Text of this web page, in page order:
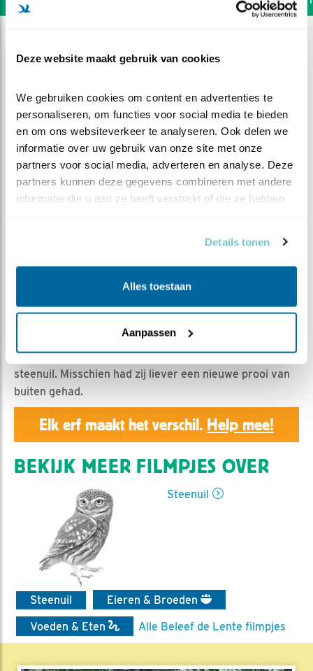
Deze website maakt gebruik van cookies
We gebruiken cookies om content en advertenties te
personaliseren, om functies voor social media te bieden
en om ons websiteverkeer te analyseren. Ook delen we
informatie over uw gebruik van onze site met onze
partners voor social media, adverteren en analyse. Deze
partners kunnen deze gegevens combineren met andere
informatie die u aan ze heeft verstrekt of die ze hebben
Details tonen
Alles toestaan
Aanpassen
Vrouw zet man aan het werk
Geert | Geplaatst op 14 april 2024, 7:00 |
Vind ik
Bewaar dit filmpje|
302x
Man steenuil gaat aan de slag na aansporing van vrouw
steenuil. Misschien had zij liever een nieuwe prooi van
buiten gehad.
Elk erf maakt het verschil. Help mee!
BEKIJK MEER FILMPJES OVER
Steenuil
Steenuil
Eieren & Broeden
Voeden & Eten
Alle Beleef de Lente filmpjes